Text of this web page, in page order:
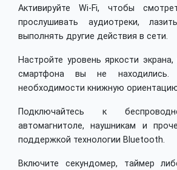
Активируйте Wi-Fi, чтобы
прослушивать аудиотреки,
выполнять другие действия в сети.
Настройте уровень яркости
смартфона вы не находились.
необходимости книжную
Подключайтесь к
автомагнитоле, наушникам и
поддержкой технологии Bluetooth.
Включите секундомер, таймер